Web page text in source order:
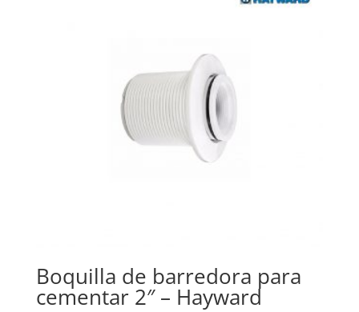
Boquilla de barredora para
cementar 2″ – Hayward